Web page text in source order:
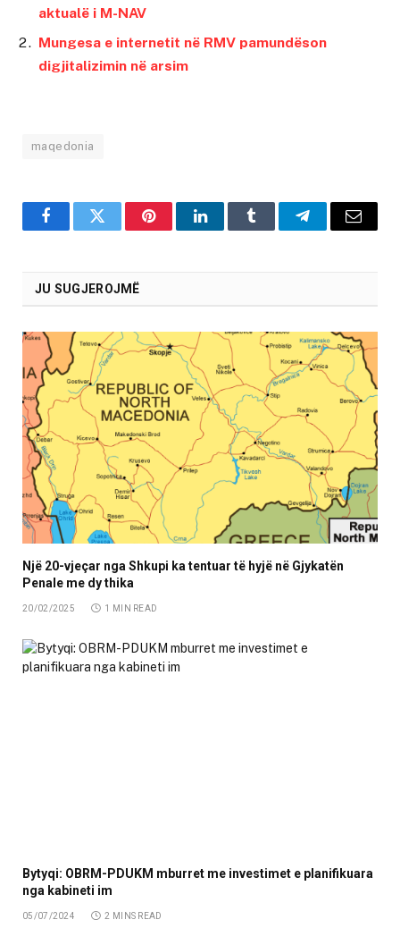
aktualë i M-NAV
Mungesa e internetit në RMV pamundëson
digjitalizimin në arsim
maqedonia
FacebookTwitter PinterestLinkedInTumblr TelegramEmail
JU SUGJEROJMË
Një 20-vjeçar nga Shkupi ka tentuar të hyjë në Gjykatën
Penale me dy thika
20/02/2025 1 MIN READ
Bytyqi: OBRM-PDUKM mburret me investimet e planifikuara
nga kabineti im
05/07/2024 2 MINS READ